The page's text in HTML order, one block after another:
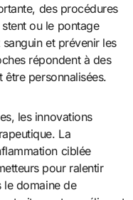
des procédures
ou le pontage
et prévenir les
répondent à des
être personnalisées.
les innovations
La
ciblée
pour ralentir
le domaine de